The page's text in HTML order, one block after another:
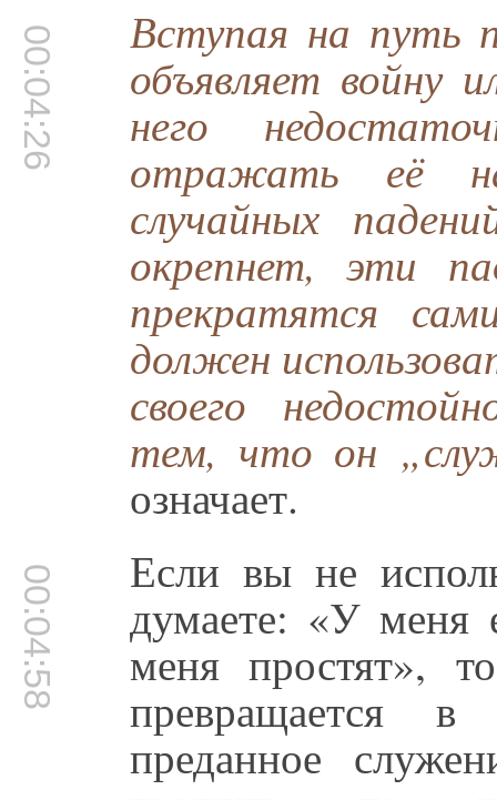
00:04:26 Вступая на путь
объявляет войну
него
отражать её
случайных
окрепнет, эти
прекратятся
должен
своего
тем, что он
означает.
00:04:58 Если вы не
думаете: «У меня
меня простят»,
превращается
преданное